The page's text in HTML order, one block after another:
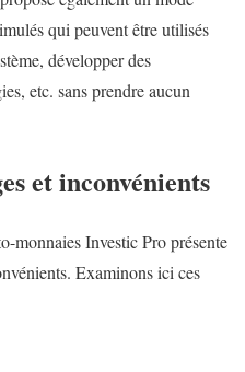
qui peuvent être utilisés
développer des
etc. sans prendre aucun
et inconvénients
monnaies Investic Pro présente
Examinons ici ces